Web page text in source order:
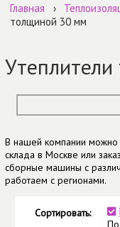
Главная ›
толщиной 30 мм
В нашей компании можно
склада в Москве или
сборные машины с
работаем с регионами.
Сортировать:
По